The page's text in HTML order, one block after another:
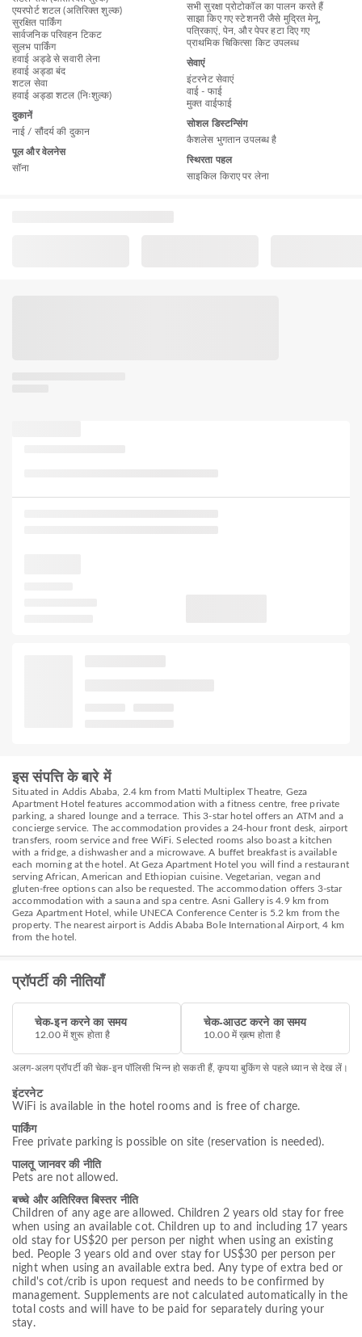
एयरपोर्ट शटल (अतिरिक्त शुल्क)
सुरक्षित पार्किंग
सार्वजनिक परिवहन टिकट
सुलभ पार्किंग
हवाई अड्डे से सवारी लेना
हवाई अड्डा बंद
शटल सेवा
हवाई अड्डा शटल (निःशुल्क)
दुकानें
नाई / सौंदर्य की दुकान
पूल और वेलनेस
सॉना
सभी सुरक्षा प्रोटोकॉल का पालन करते हैं
साझा किए गए स्टेशनरी जैसे मुद्रित मेनू,
पत्रिकाएं, पेन, और पेपर हटा दिए गए
प्राथमिक चिकित्सा किट उपलब्ध
सेवाएं
इंटरनेट सेवाएं
वाई - फाई
मुक्त वाईफाई
सोशल डिस्टन्सिंग
कैशलेस भुगतान उपलब्ध है
स्थिरता पहल
साइकिल किराए पर लेना
इस संपत्ति के बारे में
Situated in Addis Ababa, 2.4 km from Matti Multiplex Theatre, Geza
Apartment Hotel features accommodation with a fitness centre, free private
parking, a shared lounge and a terrace. This 3-star hotel offers an ATM and a
concierge service. The accommodation provides a 24-hour front desk, airport
transfers, room service and free WiFi. Selected rooms also boast a kitchen
with a fridge, a dishwasher and a microwave. A buffet breakfast is available
each morning at the hotel. At Geza Apartment Hotel you will find a restaurant
serving African, American and Ethiopian cuisine. Vegetarian, vegan and
gluten-free options can also be requested. The accommodation offers 3-star
accommodation with a sauna and spa centre. Asni Gallery is 4.9 km from
Geza Apartment Hotel, while UNECA Conference Center is 5.2 km from the
property. The nearest airport is Addis Ababa Bole International Airport, 4 km
from the hotel.
प्रॉपर्टी की नीतियाँ
चेक-इन करने का समय
12.00 में शुरू होता है
चेक-आउट करने का समय
10.00 में ख़त्म होता है
अलग-अलग प्रॉपर्टी की चेक-इन पॉलिसी भिन्न हो सकती हैं, कृपया बुकिंग से पहले ध्यान से देख लें।
इंटरनेट
WiFi is available in the hotel rooms and is free of charge.
पार्किंग
Free private parking is possible on site (reservation is needed).
पालतू जानवर की नीति
Pets are not allowed.
बच्चे और अतिरिक्त बिस्तर नीति
Children of any age are allowed. Children 2 years old stay for free
when using an available cot. Children up to and including 17 years
old stay for US$20 per person per night when using an existing
bed. People 3 years old and over stay for US$30 per person per
night when using an available extra bed. Any type of extra bed or
child's cot/crib is upon request and needs to be confirmed by
management. Supplements are not calculated automatically in the
total costs and will have to be paid for separately during your
stay.